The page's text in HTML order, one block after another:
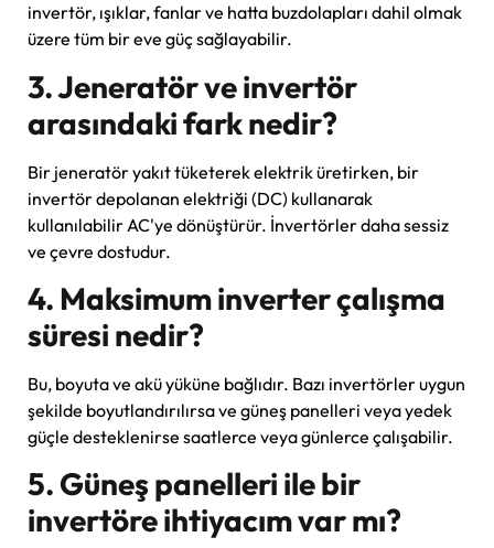
invertör, ışıklar, fanlar ve hatta buzdolapları dahil olmak
üzere tüm bir eve güç sağlayabilir.
3. Jeneratör ve invertör
arasındaki fark nedir?
Bir jeneratör yakıt tüketerek elektrik üretirken, bir
invertör depolanan elektriği (DC) kullanarak
kullanılabilir AC'ye dönüştürür. İnvertörler daha sessiz
ve çevre dostudur.
4. Maksimum inverter çalışma
süresi nedir?
Bu, boyuta ve akü yüküne bağlıdır. Bazı invertörler uygun
şekilde boyutlandırılırsa ve güneş panelleri veya yedek
güçle desteklenirse saatlerce veya günlerce çalışabilir.
5. Güneş panelleri ile bir
invertöre ihtiyacım var mı?